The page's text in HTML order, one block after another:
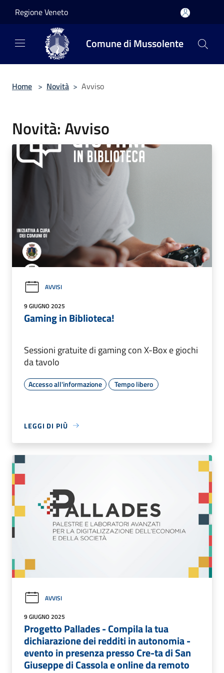
Regione Veneto
Comune di Mussolente
Home > Novità > Avviso
Novità: Avviso
AVVISI
9 GIUGNO 2025
Gaming in Biblioteca!
Sessioni gratuite di gaming con X-Box e giochi
da tavolo
Accesso all'informazione Tempo libero
LEGGI DI PIÙ
AVVISI
9 GIUGNO 2025
Progetto Pallades - Compila la tua
dichiarazione dei redditi in autonomia -
evento in presenza presso Cre-ta di San
Giuseppe di Cassola e online da remoto